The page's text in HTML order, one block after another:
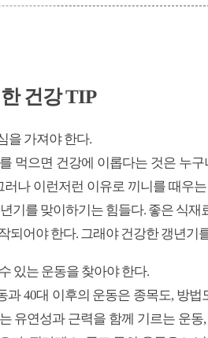
건강 TIP
을 가져야 한다.
먹으면 건강에 이롭다는 것은 누
러나 이런저런 이유로 끼니를 때우
기를 맞이하기는 힘들다. 좋은 식
되어야 한다. 그래야 건강한 갱년기
있는 운동을 찾아야 한다.
과 40대 이후의 운동은 종목도, 방
유연성과 근력을 함께 기르는 운